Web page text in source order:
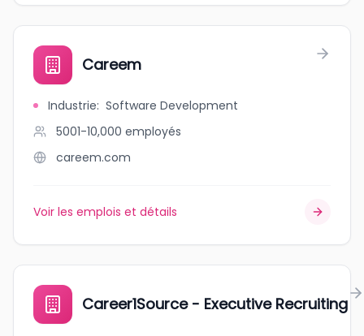
Careem
Industrie: Software Development
5001-10,000 employés
careem.com
Voir les emplois et détails
Career1Source - Executive Recruiting